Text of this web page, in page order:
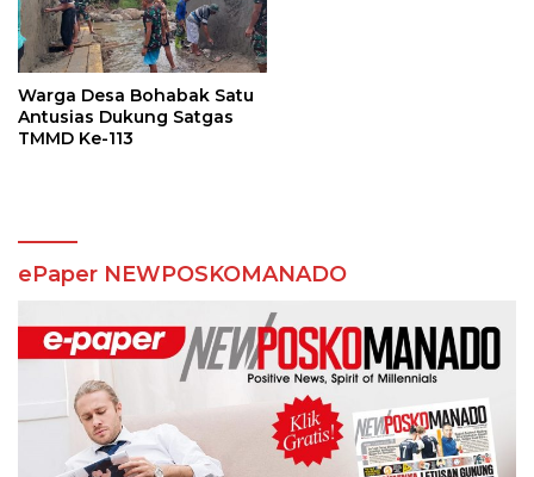
Warga Desa Bohabak Satu
Antusias Dukung Satgas
TMMD Ke-113
ePaper NEWPOSKOMANADO